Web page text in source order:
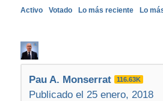
Activo Votado Lo más reciente Lo
Pau A. Monserrat 116.63K
Publicado el 25 enero, 2018